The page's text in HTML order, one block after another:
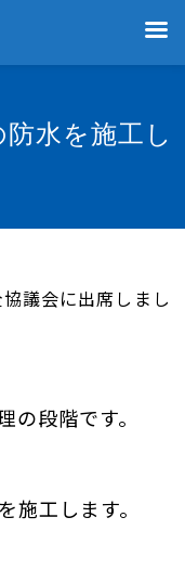
水を施工し
議会に出席しまし
段階です。
施工します。